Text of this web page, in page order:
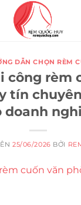
DẪN CHỌN RÈM
công rèm
tín
doanh
25/06/2026 BỞI